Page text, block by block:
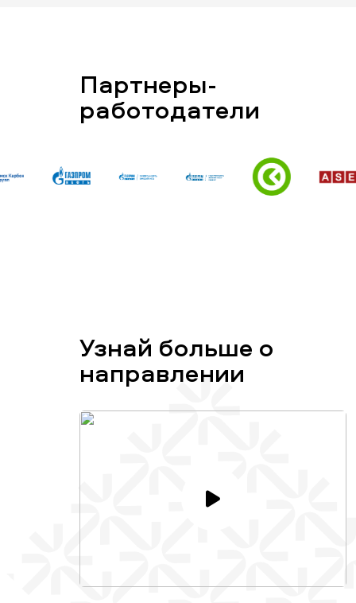
Партнеры-
работодатели
Узнай больше о
направлении